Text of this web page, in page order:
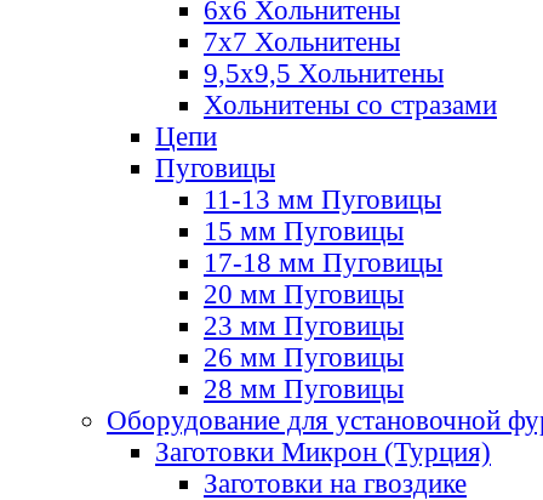
6х6 Хольнитены
7х7 Хольнитены
9,5х9,5 Хольнитены
Хольнитены со стразами
Цепи
Пуговицы
11-13 мм Пуговицы
15 мм Пуговицы
17-18 мм Пуговицы
20 мм Пуговицы
23 мм Пуговицы
26 мм Пуговицы
28 мм Пуговицы
Оборудование для установочной
Заготовки Микрон (Турция)
Заготовки на гвоздике